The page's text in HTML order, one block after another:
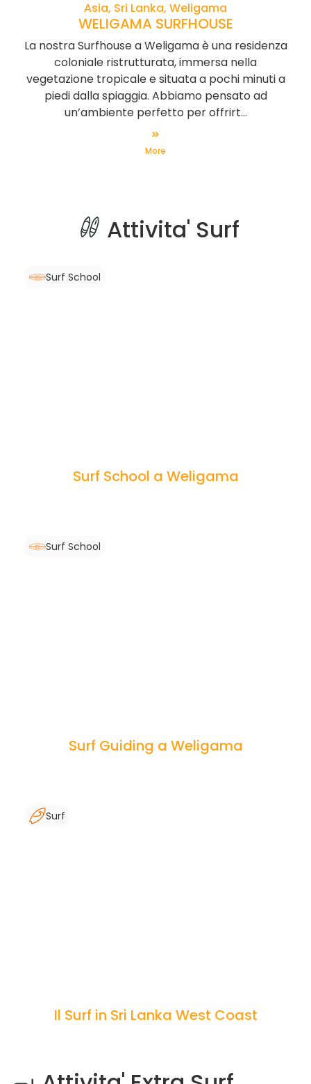
Asia, Sri Lanka, Weligama
WELIGAMA SURFHOUSE
La nostra Surfhouse a Weligama è una residenza
coloniale ristrutturata, immersa nella
vegetazione tropicale e situata a pochi minuti a
piedi dalla spiaggia. Abbiamo pensato ad
un’ambiente perfetto per offrirt...
More
Attivita' Surf
Surf School
Surf School a Weligama
Surf School
Surf Guiding a Weligama
Surf
Il Surf in Sri Lanka West Coast